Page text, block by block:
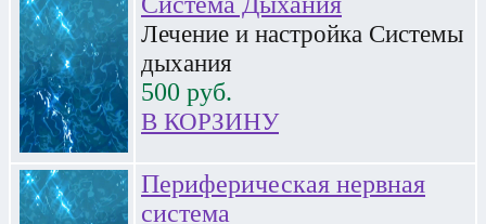
Лечение и настройка Системы
дыхания
500 руб.
В КОРЗИНУ
Периферическая нервная
система